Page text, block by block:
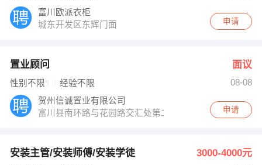
富川欧派衣柜
城东开发区东辉门面
申请
置业顾问 面议
性别不限 经验不限
08-08
贺州信诚置业有限公司
富川县南环路与花园路交汇处第二幼儿园旁
申请
安装主管/安装师傅/安装学徒 3000-4000元